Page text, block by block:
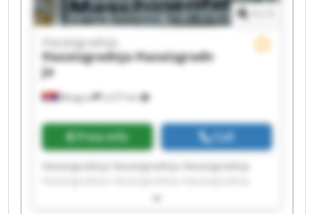
Beograd 2,277 km
Hazaizgradnja
HazaizgradnjaHazaizgradn
ja
Price info Call
Hazaizgradnja Hazaizgradnja Hazaizgradnja
Hazaizgradnja Hazaizgradnja Hazaizgradnja